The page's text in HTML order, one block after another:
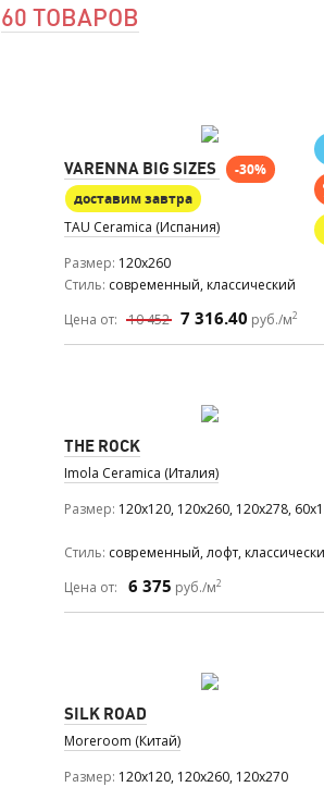
60 ТОВАРОВ
VARENNA BIG SIZES
-30%
доставим завтра
TAU Ceramica (Испания)
Размер 120x260
Стиль современный, классический
Цена от:
10 452 7 316.40 руб./м2
THE ROCK
Imola Ceramica (Италия)
Размер 120x120, 120x260, 120x278,
Стиль современный, лофт,
Цена от:
6 375 руб./м2
SILK ROAD
Moreroom (Китай)
Размер 120x120, 120x260, 120x270